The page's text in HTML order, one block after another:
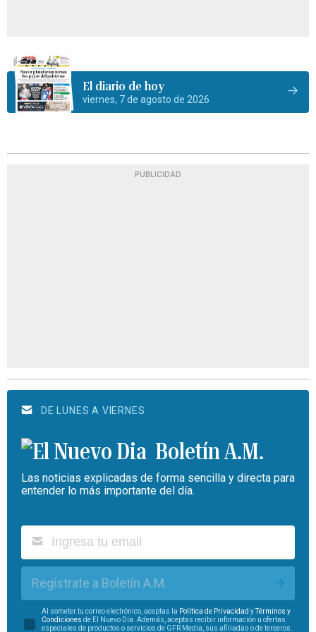
El diario de hoy
viernes, 7 de agosto de 2026
PUBLICIDAD
DE LUNES A VIERNES
Boletín A.M.
Las noticias explicadas de forma sencilla y directa para
entender lo más importante del día.
Regístrate a Boletín A.M.
Al someter tu correo electrónico, aceptas la Política de Privacidad yTérminos y
Condiciones de El Nuevo Día. Además, aceptas recibir información u ofertas
especiales de productos o servicios de GFR Media, sus afiliadas o de terceros.